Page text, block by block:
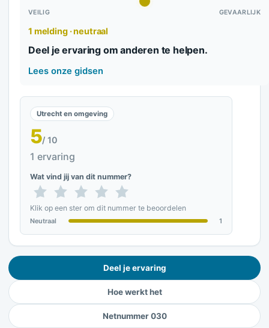
VEILIG GEVAARLIJK
1 melding · neutraal
Deel je ervaring om anderen te helpen.
Lees onze gidsen
Utrecht en omgeving
5/ 10
1 ervaring
Wat vind jij van dit nummer?
Klik op een ster om dit nummer te beoordelen
Neutraal 1
Deel je ervaring
Hoe werkt het
Netnummer 030